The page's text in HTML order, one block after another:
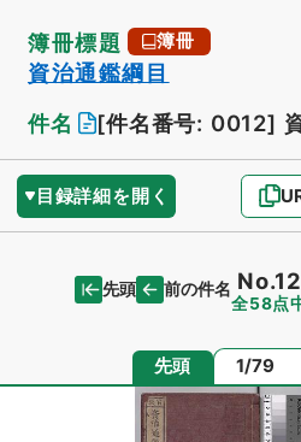
簿冊標題 簿冊
資治通鑑綱目
件名
[件名番号: 0012]
目録詳細を開く
先頭 前の件名 No.12
全58点
先頭 ページ